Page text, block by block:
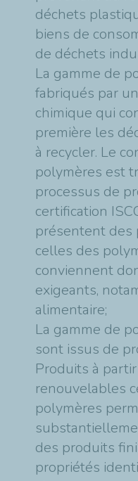
déchets
biens de
de déchets
La gamme de
fabriqués par
chimique qui
première les
à recycler. Le
polymères est
processus de
certification
présentent des
celles des
conviennent
exigeants,
alimentaire;
La gamme de
sont issus de
Produits à
renouvelables
polymères
des produits
propriétés